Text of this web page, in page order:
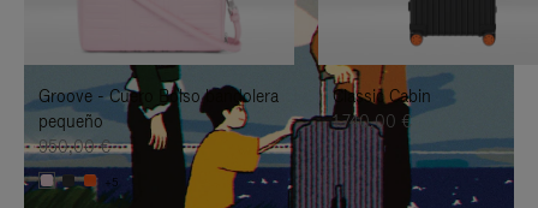
PAUSARLO.
PULSE
PARA
ACTIVARLO.
Groove - Cuero Bolso bandolera
pequeño
950,00 €
+5
Classic Cabin
1.740,00 €